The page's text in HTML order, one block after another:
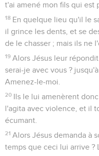
t'ai amené mon fils qui est
18 En quelque lieu qu'il le
il grince les dents, et se
de le chasser ; mais ils ne
19 Alors Jésus leur
serai-je avec vous ?
Amenez-le-moi.
20 Ils le lui amenèrent
l'agita avec violence, et il
écumant.
21 Alors Jésus demanda à
temps que ceci lui arrive ?